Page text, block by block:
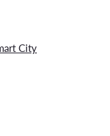
City